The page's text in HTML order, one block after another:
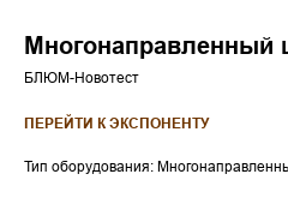
Многонаправленный
БЛЮМ-Новотест
ПЕРЕЙТИ К ЭКСПОНЕНТУ
Тип оборудования: